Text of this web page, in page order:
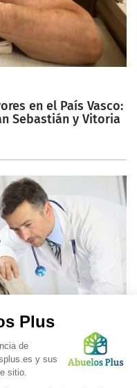
en el País Vasco:
Sebastián y Vitoria